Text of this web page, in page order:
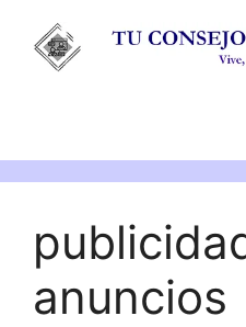
contenido
anuncios